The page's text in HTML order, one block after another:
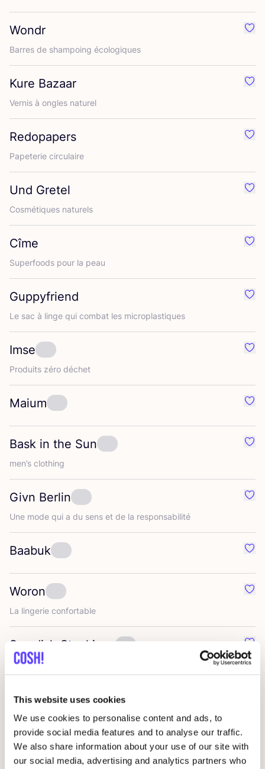
This website uses cookies
We use cookies to personalise content and ads, to
provide social media features and to analyse our traffic.
We also share information about your use of our site with
our social media, advertising and analytics partners who
Wondr
Barres de sham­poing écologiques
Kure Bazaar
Ver­nis à ongles naturel
Redopapers
Pape­te­rie circulaire
Und Gretel
Cos­mé­tiques naturels
Cîme
Super­foods pour la peau
Guppyfriend
Le sac à linge qui com­bat les microplastiques
Imse
Pro­duits zéro déchet
Maium
Bask in the Sun
men’s clo­thing
Givn Berlin
Une mode qui a du sens et de la responsabilité
Baabuk
Woron
La lin­ge­rie confortable
Swedish Stockings
Des col­lants durables
Knowledge Cotton Apparel
Chills &Fever